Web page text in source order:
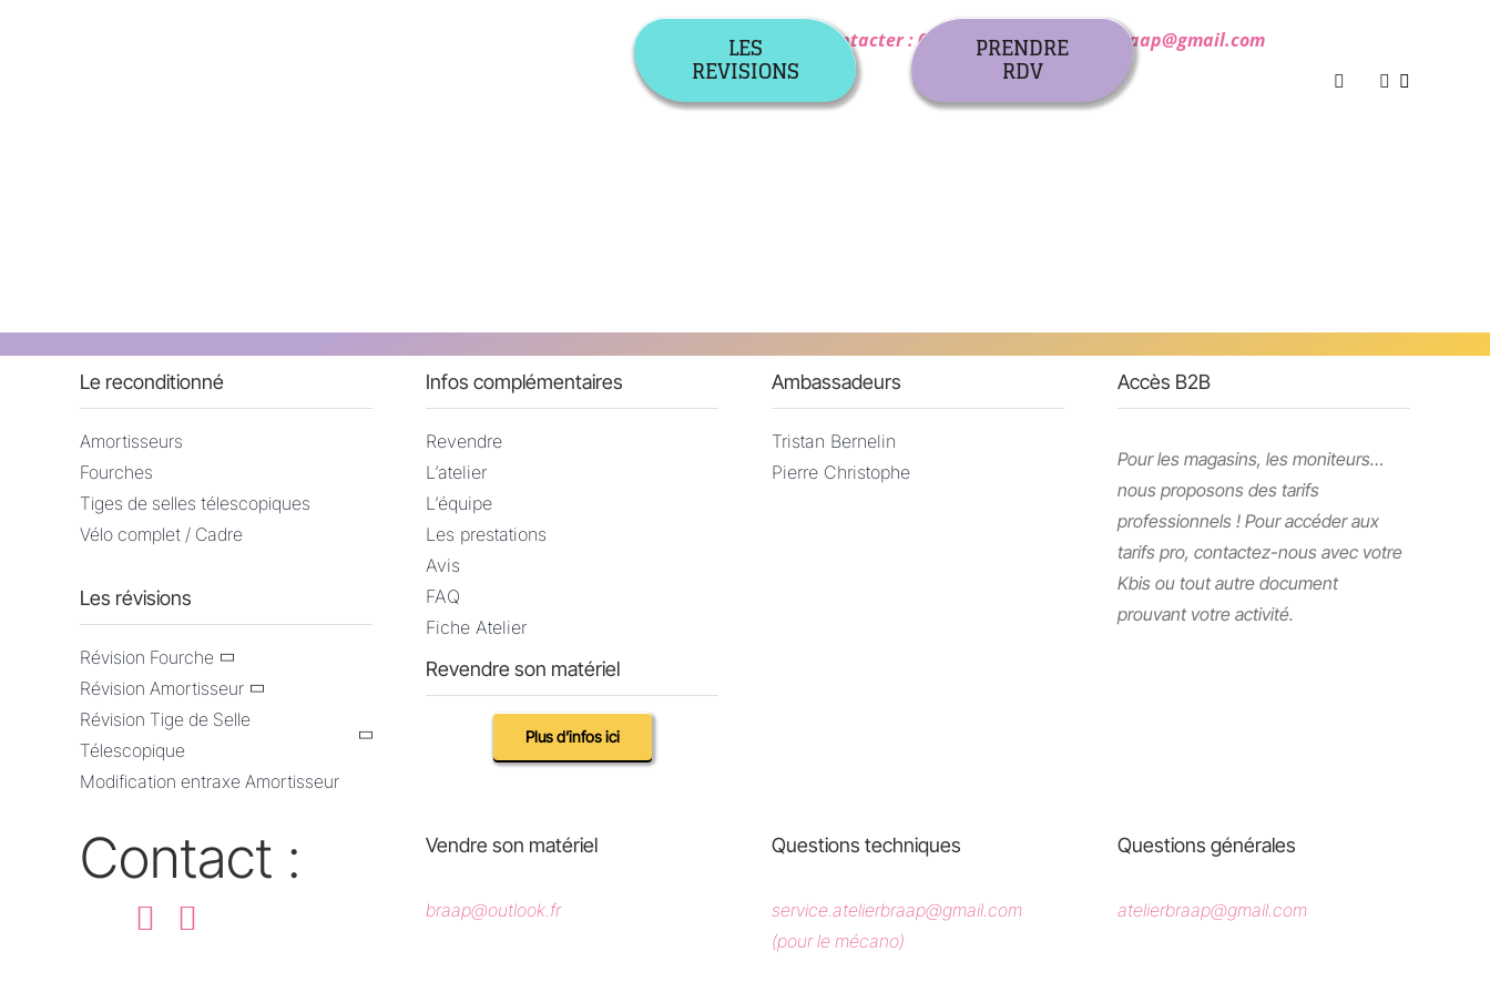
Nous contacter : 07 82 38 00 50 / atelierbraap@gmail.com
LES
REVISIONS
PRENDRE
RDV
Le reconditionné
Amortisseurs
Fourches
Tiges de selles télescopiques
Vélo complet / Cadre
Les révisions
Révision Fourche
Révision Amortisseur
Révision Tige de Selle
Télescopique
Modification entraxe Amortisseur
Infos complémentaires
Revendre
L’atelier
L’équipe
Les prestations
Avis
FAQ
Fiche Atelier
Revendre son matériel
Plus d’infos ici
Ambassadeurs
Tristan Bernelin
Pierre Christophe
Accès B2B
Pour les magasins, les moniteurs…
nous proposons des tarifs
professionnels ! Pour accéder aux
tarifs pro, contactez-nous avec votre
Kbis ou tout autre document
prouvant votre activité.
Contact : Vendre son matériel
braap@outlook.fr
Questions techniques
service.atelierbraap@gmail.com
(pour le mécano)
Questions générales
atelierbraap@gmail.com